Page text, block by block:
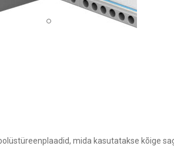
mida kasutatakse kõige